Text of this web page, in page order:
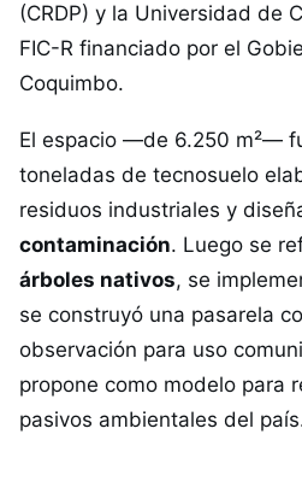
(CRDP) y la Universidad de
FIC-R financiado por el
Coquimbo.
El espacio —de 6.250 m²—
toneladas de tecnosuelo
residuos industriales y
contaminación. Luego se
árboles nativos, se
se construyó una pasarela
observación para uso
propone como modelo para
pasivos ambientales del